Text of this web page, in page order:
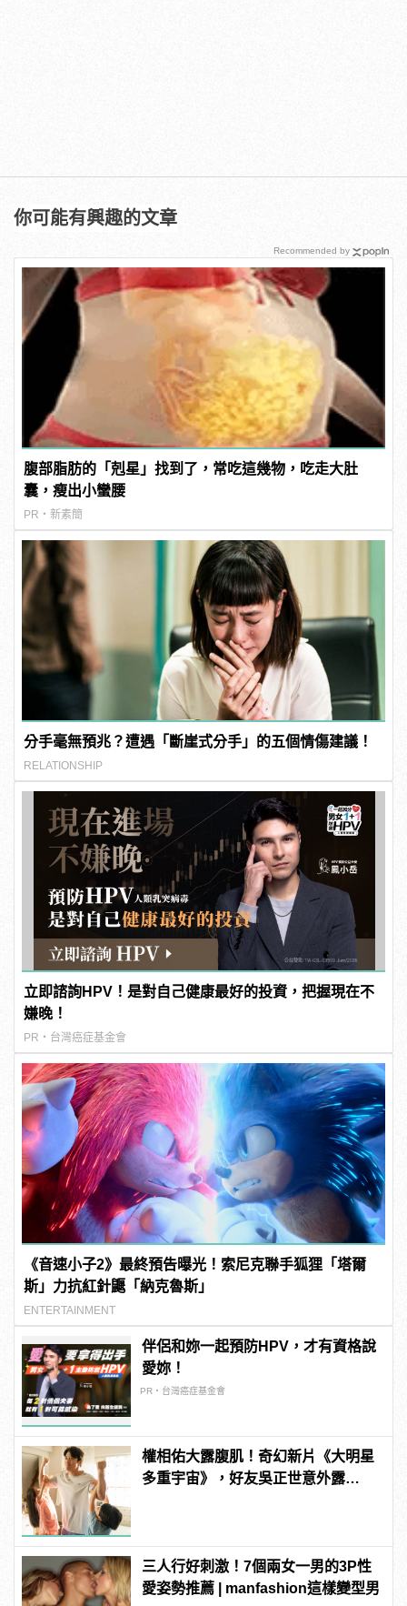
你可能有興趣的文章
腹部脂肪的「剋星」找到了，常吃這幾物，吃走大肚
囊，瘦出小蠻腰
PR・新素簡
分手毫無預兆？遭遇「斷崖式分手」的五個情傷建議！
RELATIONSHIP
立即諮詢HPV！是對自己健康最好的投資，把握現在不
嫌晚！
PR・台灣癌症基金會
《音速小子2》最終預告曝光！索尼克聯手狐狸「塔爾
斯」力抗紅針鼴「納克魯斯」
ENTERTAINMENT
伴侶和妳一起預防HPV，才有資格說
愛妳！
PR・台灣癌症基金會
權相佑大露腹肌！奇幻新片《大明星
多重宇宙》，好友吳正世意外露
三人行好刺激！7個兩女一男的3P性
愛姿勢推薦 | manfashion這樣變型男
Recommended by